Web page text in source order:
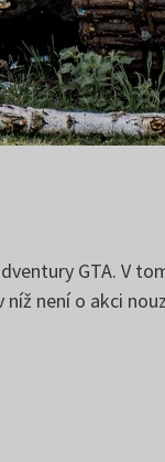
GTA. V
není o akci